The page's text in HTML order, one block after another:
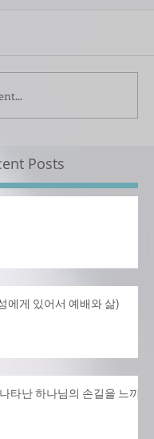
Posts
에게 있어서 예배와 삶)
타난 하나님의 손길을 느끼